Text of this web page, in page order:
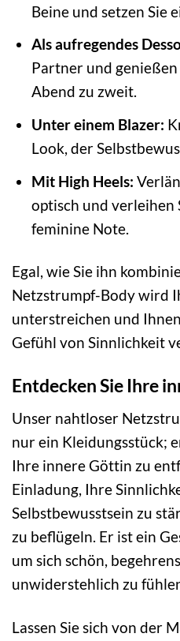
Beine und setzen Sie
Als aufregendes
Partner und
Abend zu zweit.
Unter einem Blazer:
Look, der
Mit High Heels:
optisch und
feminine Note.
Egal, wie Sie ihn
Netzstrumpf-Body wird
unterstreichen und
Gefühl von Sinnlichkeit
Entdecken Sie Ihre
Unser nahtloser
nur ein Kleidungsstück;
Ihre innere Göttin zu
Einladung, Ihre
Selbstbewusstsein zu
zu beflügeln. Er ist ein
um sich schön,
unwiderstehlich zu
Lassen Sie sich von der